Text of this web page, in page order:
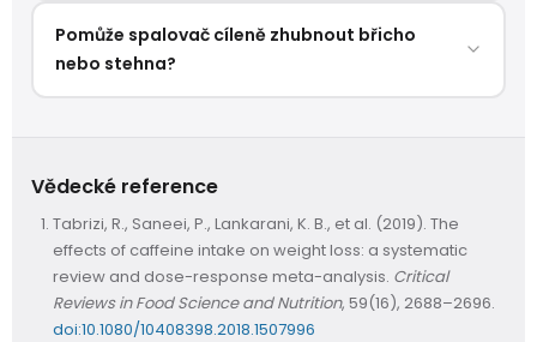
pilates vhodný — tělo při nich spaluje vyšší podíl
tuků jako palivo a l-karnitin tento proces
neexistuje. Stimulanty jako kofein ale mohou
zhoršovat menstruační křeče a citlivost na bolest.
Pokud víš, že na tebe kofein v tomto období
zeleného čaje bývá lépe tolerovaný.
Pomůže spalovač cíleně zhubnout břicho
nebo stehna?
odbourává tuk systémově — kde, to určuje
genetika a hormonální profil, ne produkt. Ženy
typicky ztrácejí tuk nejprve z obličeje a hrudníku,
oblast stehen a boků jako poslední. Spalovač tento
pořadí nezměnì.
Vědecké reference
Tabrizi, R., Saneei, P., Lankarani, K. B., et al. (2019). The
effects of caffeine intake on weight loss: a systematic
review and dose-response meta-analysis. Critical
Reviews in Food Science and Nutrition, 59(16), 2688–2696.
doi:10.1080/10408398.2018.1507996